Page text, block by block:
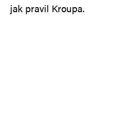
jak pravil Kroupa.